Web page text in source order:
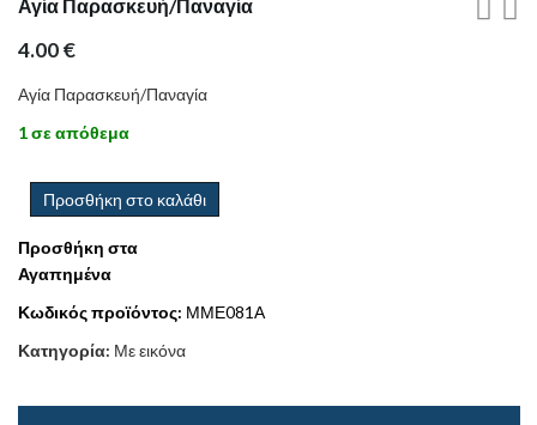
Αγία Παρασκευή/Παναγία
4.00€
Αγία Παρασκευή/Παναγία
1 σε απόθεμα
Προσθήκη στο καλάθι
Προσθήκη στα
Αγαπημένα
Κωδικός προϊόντος: ΜΜΕ081Α
Κατηγορία: Με εικόνα